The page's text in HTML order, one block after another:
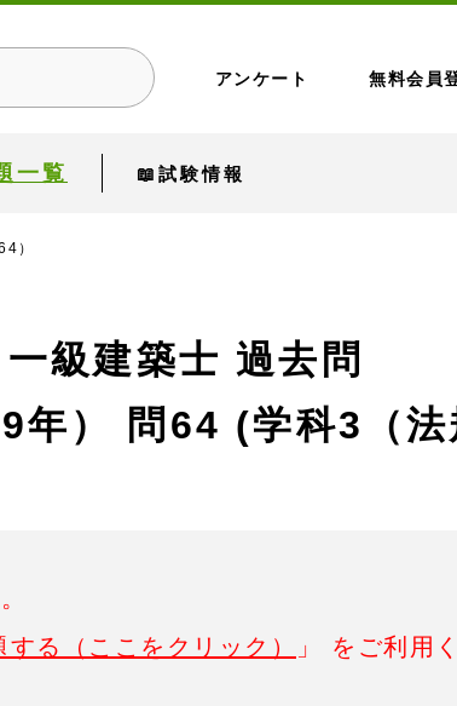
アンケート 無料会員
一覧 📖試験情報
）
一級建築士 過去問
）
問64 (学科3（
る（ここをクリック） 」 をご利用